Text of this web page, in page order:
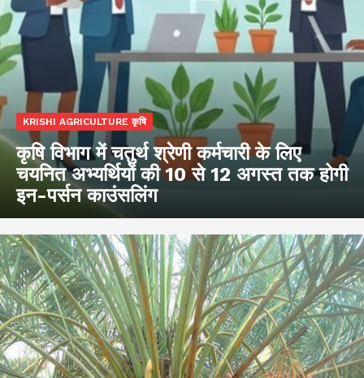
KRISHI AGRICULTURE कृषि
कृषि विभाग में चतुर्थ श्रेणी कर्मचारी के लिए
चयनित अभ्यर्थियों की 10 से 12 अगस्त तक होगी
इन-पर्सन काउंसलिंग